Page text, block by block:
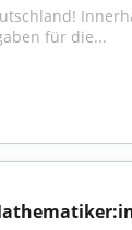
für die...